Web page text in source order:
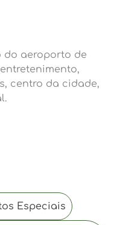
do aeroporto de
centro da cidade,
Especiais